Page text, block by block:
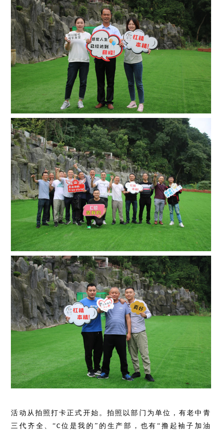
活动从拍照打卡正式开始。拍照以部门为单位，有老中青
三代齐全、“C 位是我的 ”的生产部，也有“撸起袖子加油